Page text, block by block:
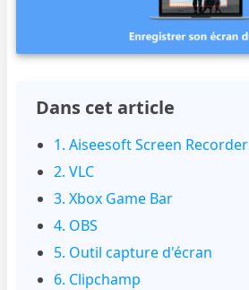
Dans cet article
1. Aiseesoft Screen Recorder
2. VLC
3. Xbox Game Bar
4. OBS
5. Outil capture d'écran
6. Clipchamp